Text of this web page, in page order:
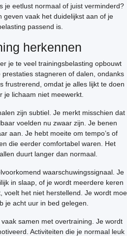
je eetlust normaal of juist verminderd?
geven vaak het duidelijkst aan of je
passend is.
herkennen
je te veel trainingsbelasting opbouwt
stagneren of dalen, ondanks
frustrerend, omdat je alles lijkt te doen
je lichaam niet meewerkt.
zijn subtiel. Je merkt misschien dat
voelden nu zwaar zijn. Je benen
aan. Je hebt moeite om tempo’s of
die eerder comfortabel waren. Het
duurt langer dan normaal.
waarschuwingssignaal. Je
in slaap, of je wordt meerdere keren
voelt het niet herstellend. Je wordt moe
je acht uur in bed gelegen.
samen met overtraining. Je wordt
Activiteiten die je normaal leuk